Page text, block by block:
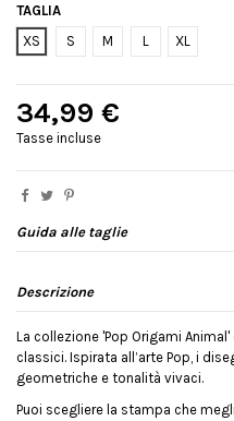
TAGLIA
XS
S M L XL
34,99 €
Tasse incluse
Guida alle taglie
Descrizione
La collezione 'Pop Origami
classici. Ispirata all’arte Pop, i
geometriche e tonalità vivaci.
Puoi scegliere la stampa che